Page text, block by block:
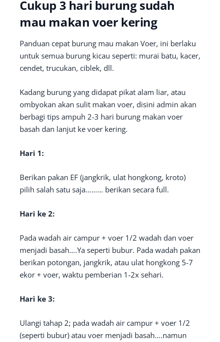
Cukup 3 hari burung sudah
mau makan voer kering
Panduan cepat burung mau makan Voer, ini berlaku
untuk semua burung kicau seperti: murai batu, kacer,
cendet, trucukan, ciblek, dll.
Kadang burung yang didapat pikat alam liar, atau
ombyokan akan sulit makan voer, disini admin akan
berbagi tips ampuh 2-3 hari burung makan voer
basah dan lanjut ke voer kering.
Hari 1:
Berikan pakan EF (jangkrik, ulat hongkong, kroto)
pilih salah satu saja……… berikan secara full.
Hari ke 2:
Pada wadah air campur + voer 1/2 wadah dan voer
menjadi basah….Ya seperti bubur. Pada wadah pakan
berikan potongan, jangkrik, atau ulat hongkong 5-7
ekor + voer, waktu pemberian 1-2x sehari.
Hari ke 3:
Ulangi tahap 2; pada wadah air campur + voer 1/2
(seperti bubur) atau voer menjadi basah….namun